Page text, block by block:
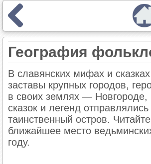
География
В славянских мифах и
заставы крупных городов,
в своих землях — Новгороде
сказок и легенд
таинственный остров.
ближайшее место
году.